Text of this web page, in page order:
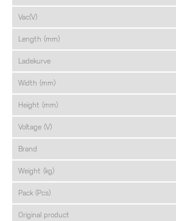
Vac(V)
Length (mm)
Ladekurve
Width (mm)
Height (mm)
Voltage (V)
Brand
Weight (kg)
Pack (Pcs)
Original product